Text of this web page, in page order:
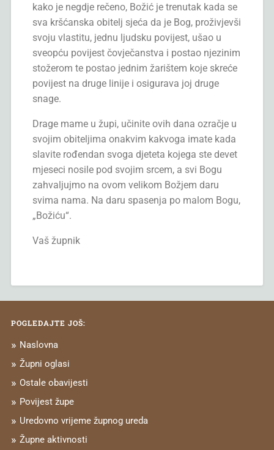
kako je negdje rečeno, Božić je trenutak kada se
sva kršćanska obitelj sjeća da je Bog, proživjevši
svoju vlastitu, jednu ljudsku povijest, ušao u
sveopću povijest čovječanstva i postao njezinim
stožerom te postao jednim žarištem koje skreće
povijest na druge linije i osigurava joj druge
snage.
Drage mame u župi, učinite ovih dana ozračje u
svojim obiteljima onakvim kakvoga imate kada
slavite rođendan svoga djeteta kojega ste devet
mjeseci nosile pod svojim srcem, a svi Bogu
zahvaljujmo na ovom velikom Božjem daru
svima nama. Na daru spasenja po malom Bogu,
„Božiću“.
Vaš župnik
POGLEDAJTE JOŠ:
Naslovna
Župni oglasi
Ostale obavijesti
Povijest župe
Uredovno vrijeme župnog ureda
Župne aktivnosti